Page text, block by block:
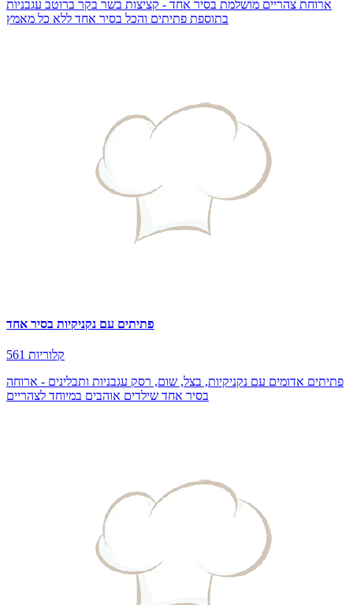
ארוחת צהריים מושלמת בסיר אחד - קציצות בשר בקר ברוטב עגבניות
בתוספת פתיתים והכל בסיר אחד ללא כל מאמץ
פתיתים עם נקניקיות בסיר אחד
561 קלוריות
פתיתים אדומים עם נקניקיות, בצל, שום, רסק עגבניות ותבלינים - ארוחה
בסיר אחד שילדים אוהבים במיוחד לצהריים